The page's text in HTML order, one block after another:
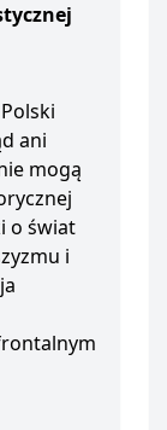
ani
mogą
o świat
i